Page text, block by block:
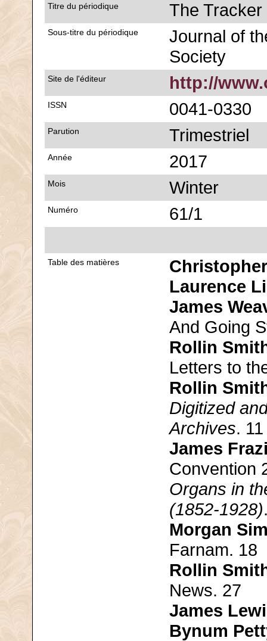
Titre du périodique The Tracker
Sous-titre du périodique
Journal of
Society
Site de l'éditeur http://
ISSN 0041-0330
Parution Trimestriel
Année 2017
Mois Winter
Numéro 61/1
Table des matières
Laurence
James
And Going
Rollin
Letters to
Rollin
Digitized
Archives. 11
James
Convention
Organs in
(1852-1928)
Morgan
Farnam. 18
Rollin
News. 27
James
Bynum